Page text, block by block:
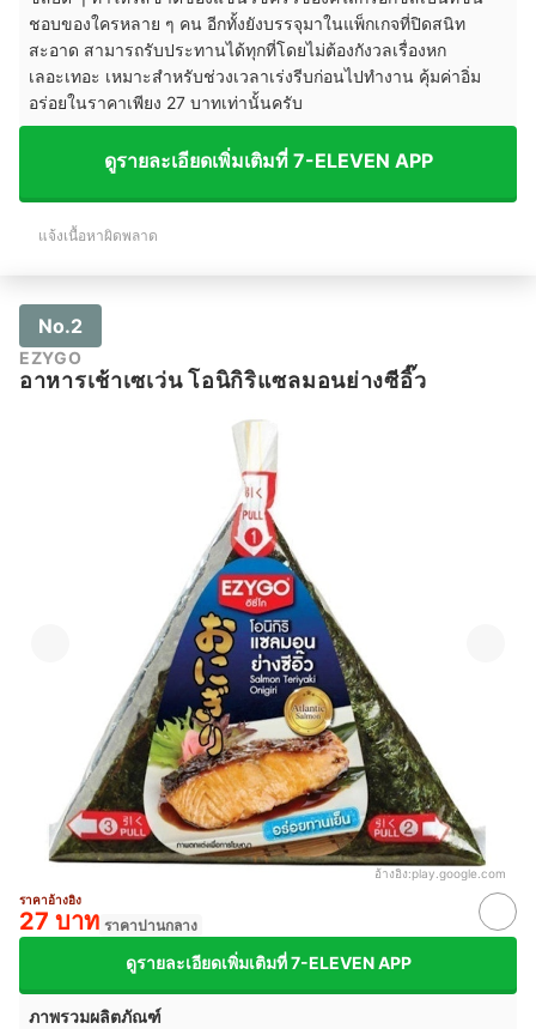
ชอบของใครหลาย ๆ คน อีกทั้งยังบรรจุมาในแพ็กเกจที่ปิดสนิท
สะอาด สามารถรับประทานได้ทุกที่โดยไม่ต้องกังวลเรื่องหก
เลอะเทอะ เหมาะสำหรับช่วงเวลาเร่งรีบก่อนไปทำงาน คุ้มค่าอิ่ม
อร่อยในราคาเพียง 27 บาทเท่านั้นครับ
ดูรายละเอียดเพิ่มเติมที่ 7-ELEVEN APP
แจ้งเนื้อหาผิดพลาด
No.2
EZYGO
อาหารเช้าเซเว่น โอนิกิริแซลมอนย่างซีอิ๊ว
อ้างอิง:play.google.com
ราคาอ้างอิง
27 บาท ราคาปานกลาง
ดูรายละเอียดเพิ่มเติมที่ 7-ELEVEN APP
ภาพรวมผลิตภัณฑ์